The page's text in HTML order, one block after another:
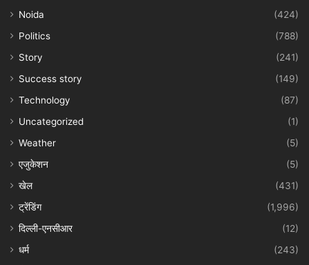
Noida
(424)
Politics
(788)
Story
(241)
Success story
(149)
Technology
(87)
Uncategorized
(1)
Weather
(5)
एजुकेशन
(5)
खेल
(431)
ट्रेंडिंग
(1,996)
दिल्ली-एनसीआर
(12)
धर्म
(243)